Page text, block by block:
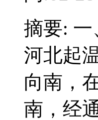
摘要:
河北起
向南，
南，经